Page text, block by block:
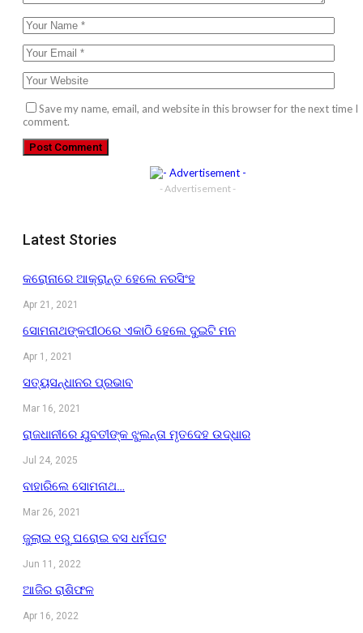
Save my name, email, and website in this browser for the next time I
comment.
- Advertisement -
Latest Stories
କରୋନାରେ ଆକ୍ରାନ୍ତ ହେଲେ ନରସିଂହ
Apr 21, 2021
ସୋମନାଥଙ୍କପୀଠରେ ଏକାଠି ହେଲେ ଦୁଇଟି ମନ
Apr 1, 2021
ସତ୍ୟସନ୍ଧାନର ପ୍ରଭାବ
Mar 16, 2021
ରାଜଧାନୀରେ ଯୁବତୀଙ୍କ ଝୁଲନ୍ତା ମୃତଦେହ ଉଦ୍ଧାର
Jul 24, 2025
ବାହାରିଲେ ସୋମନାଥ…
Mar 26, 2021
ଜୁଲାଇ ୧ରୁ ଘରୋଇ ବସ ଧର୍ମଘଟ
Jun 11, 2022
ଆଜିର ରାଶିଫଳ
Apr 16, 2022